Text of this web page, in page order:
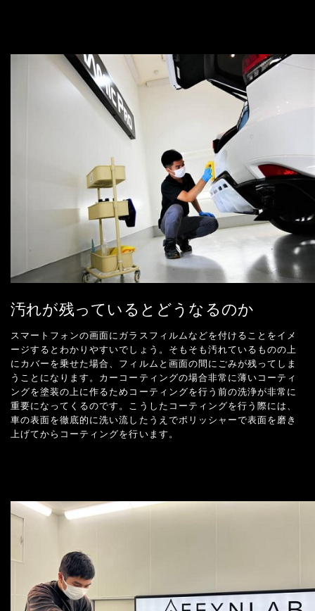
汚れが残っているとどうなるのか
スマートフォンの画面にガラスフィルムなどを付けることをイメ
ージするとわかりやすいでしょう。そもそも汚れているものの上
にカバーを乗せた場合、フィルムと画面の間にごみが残ってしま
うことになります。カーコーティングの場合非常に薄いコーティ
ングを塗装の上に作るためコーティングを行う前の洗浄が非常に
重要になってくるのです。こうしたコーティングを行う際には、
車の表面を徹底的に洗い流したうえでポリッシャーで表面を磨き
上げてからコーティングを行います。